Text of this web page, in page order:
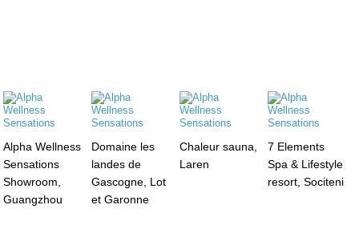
Alpha Wellness
Sensations
Showroom,
Guangzhou
Domaine les
landes de
Gascogne, Lot
et Garonne
Chaleur sauna,
Laren
7 Elements
Spa & Lifestyle
resort, Sociteni